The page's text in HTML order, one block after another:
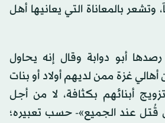
بالمعاناة التي يعانيها أهل
أبو دوابة وقال إنه يحاول
أهالي غزة ممن لديهم أولاد أو بنات
أبنائهم بكثافة، لا من أجل
قُتل عند الجميع»- حسب تعبيره؛